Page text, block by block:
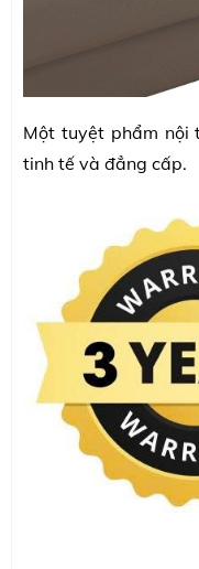
Một tuyệt phẩm nội
tinh tế và đẳng cấp.